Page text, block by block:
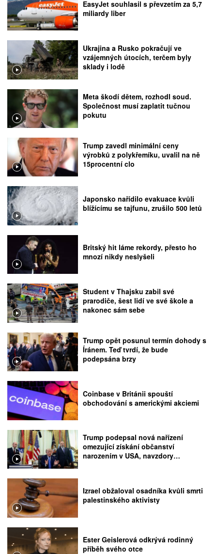
EasyJet souhlasil s převzetím za 5,7
miliardy liber
Ukrajina a Rusko pokračují ve
vzájemných útocích, terčem byly
sklady i lodě
Meta škodí dětem, rozhodl soud.
Společnost musí zaplatit tučnou
pokutu
Trump zavedl minimální ceny
výrobků z polykřemíku, uvalil na ně
15procentní clo
Japonsko nařídilo evakuace kvůli
blížícímu se tajfunu, zrušilo 500 letů
Britský hit láme rekordy, přesto ho
mnozí nikdy neslyšeli
Student v Thajsku zabil své
prarodiče, šest lidí ve své škole a
nakonec sám sebe
Trump opět posunul termín dohody s
Íránem. Teď tvrdí, že bude
podepsána brzy
Coinbase v Británii spouští
obchodování s americkými akciemi
Trump podepsal nová nařízení
omezující získání občanství
narozením v USA, navzdory
Izrael obžaloval osadníka kvůli smrti
palestinského aktivisty
Ester Geislerová odkrývá rodinný
příběh svého otce